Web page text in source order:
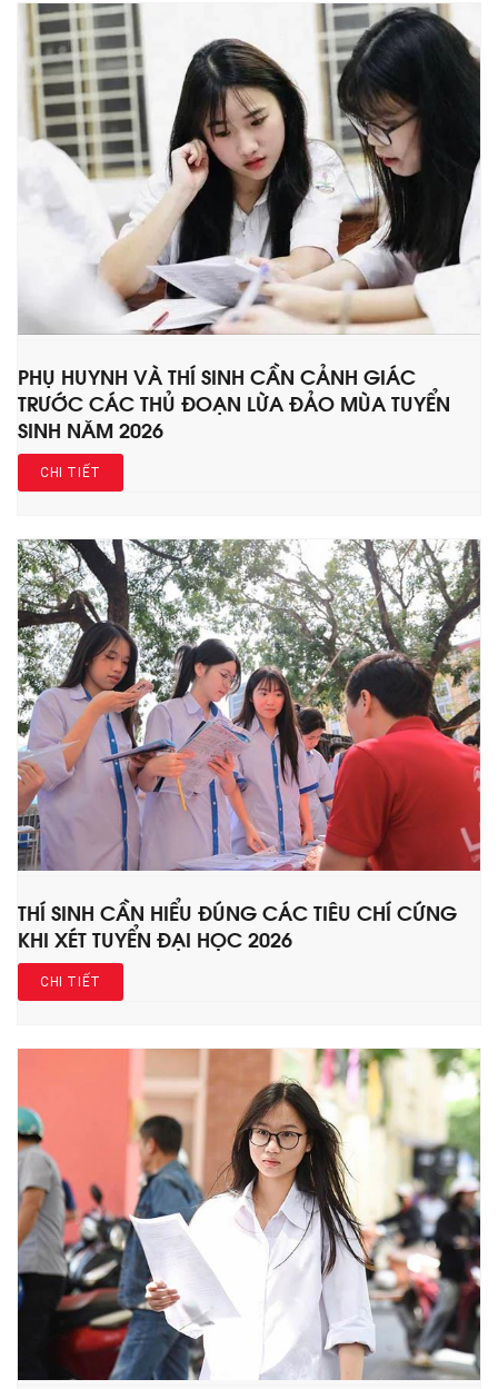
PHỤ HUYNH VÀ THÍ SINH CẦN CẢNH GIÁC
TRƯỚC CÁC THỦ ĐOẠN LỪA ĐẢO MÙA TUYỂN
SINH NĂM 2026
CHI TIẾT
THÍ SINH CẦN HIỂU ĐÚNG CÁC TIÊU CHÍ CỨNG
KHI XÉT TUYỂN ĐẠI HỌC 2026
CHI TIẾT